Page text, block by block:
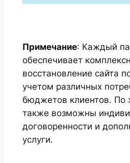
Примечание: Каждый
обеспечивает
восстановление сайта
учетом различных
бюджетов клиентов. По
также возможны
договоренности и
услуги.